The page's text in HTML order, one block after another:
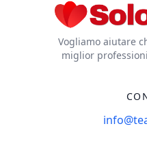
Vogliamo aiutare
miglior